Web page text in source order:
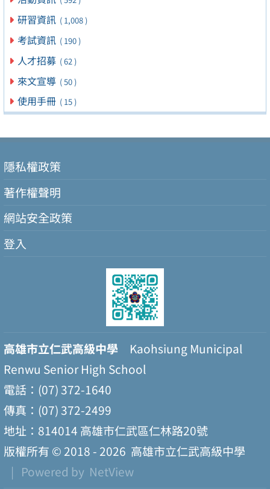
研習資訊 ( 1,008 )
考試資訊 ( 190 )
人才招募 ( 62 )
來文宣導 ( 50 )
使用手冊 ( 15 )
隱私權政策
著作權聲明
網站安全政策
登入
高雄市立仁武高級中學 Kaohsiung Municipal
Renwu Senior High School
電話：(07) 372-1640
傳真：(07) 372-2499
地址：814014 高雄市仁武區仁林路20號
版權所有 © 2018 - 2026 高雄市立仁武高級中學
| Powered by NetView